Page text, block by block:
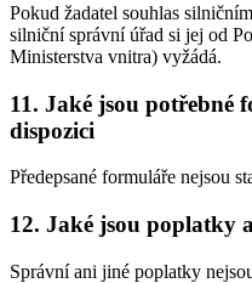
Pokud žadatel souhlas
silniční správní úřad si jej od
Ministerstva vnitra) vyžádá.
11. Jaké jsou potřebné
dispozici
Předepsané formuláře nejsou
12. Jaké jsou poplatky
Správní ani jiné poplatky